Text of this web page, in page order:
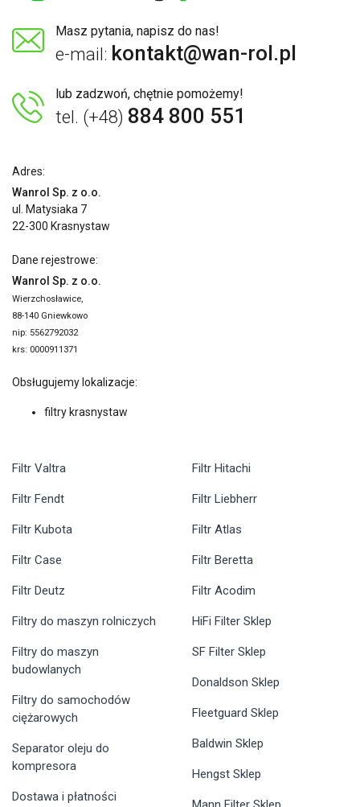
Masz pytania, napisz do nas!
e-mail: kontakt@wan-rol.pl
lub zadzwoń, chętnie pomożemy!
tel. (+48) 884 800 551
Adres:
Wanrol Sp. z o.o.
ul. Matysiaka 7
22-300 Krasnystaw
Dane rejestrowe:
Wanrol Sp. z o.o.
Wierzchosławice,
88-140 Gniewkowo
nip: 5562792032
krs: 0000911371
Obsługujemy lokalizacje:
filtry krasnystaw
Filtr Valtra
Filtr Fendt
Filtr Kubota
Filtr Case
Filtr Deutz
Filtr Hitachi
Filtr Liebherr
Filtr Atlas
Filtr Beretta
Filtr Acodim
Filtry do maszyn rolniczych
Filtry do maszyn
budowlanych
Filtry do samochodów
ciężarowych
Separator oleju do
kompresora
Dostawa i płatności
HiFi Filter Sklep
SF Filter Sklep
Donaldson Sklep
Fleetguard Sklep
Baldwin Sklep
Hengst Sklep